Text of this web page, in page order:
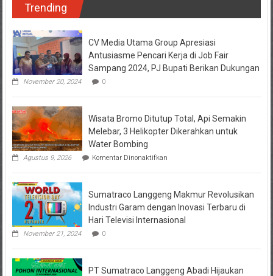
Trending
CV Media Utama Group Apresiasi
Antusiasme Pencari Kerja di Job Fair
Sampang 2024, PJ Bupati Berikan Dukungan
November 20, 2024 0
Wisata Bromo Ditutup Total, Api Semakin
Melebar, 3 Helikopter Dikerahkan untuk
Water Bombing
Agustus 9, 2026 Komentar Dinonaktifkanpada
Bromo
Total,
Semakin
Melebar,
Dikerahkan
Water
Sumatraco Langgeng Makmur Revolusikan
Industri Garam dengan Inovasi Terbaru di
Hari Televisi Internasional
November 21, 2024 0
PT Sumatraco Langgeng Abadi Hijaukan